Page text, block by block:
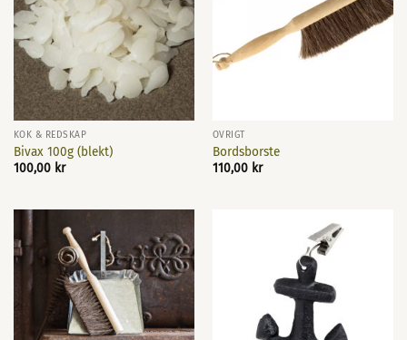
KÖK & REDSKAP
Bivax 100g (blekt)
100,00 kr
ÖVRIGT
Bordsborste
110,00 kr